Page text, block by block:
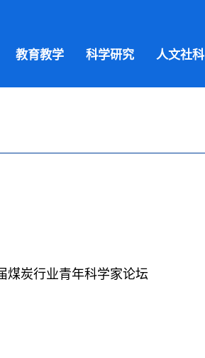
教育教学 科学研究 人文社科
煤炭行业青年科学家论坛